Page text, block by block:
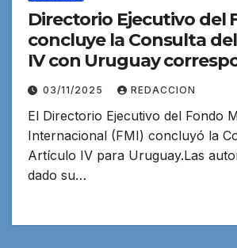
Directorio Ejecutivo del
concluye la Consulta
IV con Uruguay
2025
03/11/2025 REDACCION
El Directorio Ejecutivo del Fondo
Internacional (FMI) concluyó la
Artículo IV para Uruguay.Las
dado su…